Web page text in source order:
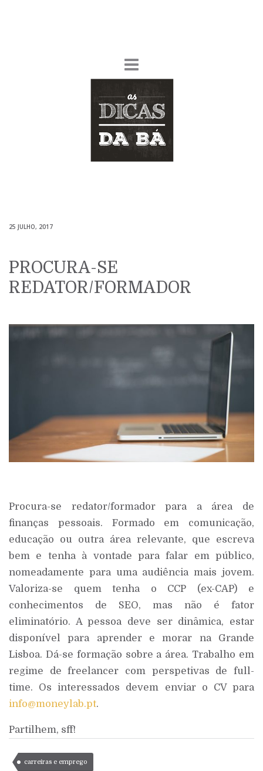
25 JULHO, 2017
PROCURA-SE
REDATOR/FORMADOR
Procura-se redator/formador para a área de
finanças pessoais. Formado em comunicação,
educação ou outra área relevante, que escreva
bem e tenha à vontade para falar em público,
nomeadamente para uma audiência mais jovem.
Valoriza-se quem tenha o CCP (ex-CAP) e
conhecimentos de SEO, mas não é fator
eliminatório. A pessoa deve ser dinâmica, estar
disponível para aprender e morar na Grande
Lisboa. Dá-se formação sobre a área. Trabalho em
regime de freelancer com perspetivas de full-
time. Os interessados devem enviar o CV para
info@moneylab.pt.
Partilhem, sff!
carreiras e emprego